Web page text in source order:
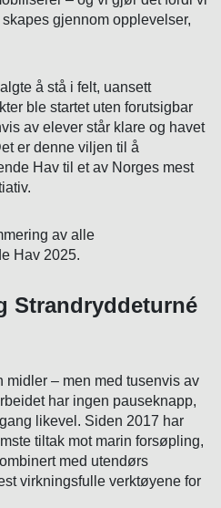
gjennom opplevelser,
å stå i felt, uansett
ble startet uten forutsigbar
av elever står klare og havet
er denne viljen til å
Hav til et av Norges mest
av alle
Hav 2025.
Strandryddeturné
midler – men med tusenvis av
har ingen pauseknapp,
likevel. Siden 2017 har
tiltak mot marin forsøpling,
med utendørs
virkningsfulle verktøyene for